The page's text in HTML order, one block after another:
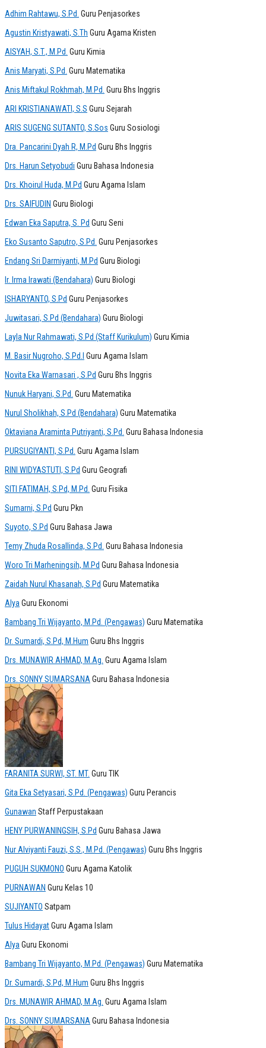
Adhim Rahtawu, S.Pd. Guru Penjasorkes
Agustin Kristyawati, S.Th Guru Agama Kristen
AISYAH, S.T., M.Pd. Guru Kimia
Anis Maryati, S.Pd. Guru Matematika
Anis Miftakul Rokhmah, M.Pd. Guru Bhs Inggris
ARI KRISTIANAWATI, S.S Guru Sejarah
ARIS SUGENG SUTANTO, S.Sos Guru Sosiologi
Dra. Pancarini Dyah R, M.Pd Guru Bhs Inggris
Drs. Harun Setyobudi Guru Bahasa Indonesia
Drs. Khoirul Huda, M.Pd Guru Agama Islam
Drs. SAIFUDIN Guru Biologi
Edwan Eka Saputra, S. Pd Guru Seni
Eko Susanto Saputro, S.Pd. Guru Penjasorkes
Endang Sri Darmiyanti, M.Pd Guru Biologi
Ir. Irma Irawati (Bendahara) Guru Biologi
ISHARYANTO, S.Pd Guru Penjasorkes
Juwitasari, S.Pd (Bendahara) Guru Biologi
Layla Nur Rahmawati, S.Pd (Staff Kurikulum) Guru Kimia
M. Basir Nugroho, S.Pd.I
Guru Agama Islam
Novita Eka Warnasari , S.Pd Guru Bhs Inggris
Nunuk Haryani, S.Pd. Guru Matematika
Nurul Sholikhah, S.Pd (Bendahara) Guru Matematika
Oktaviana Araminta Putriyanti, S.Pd. Guru Bahasa Indonesia
PURSUGIYANTI, S.Pd. Guru Agama Islam
RINI WIDYASTUTI, S.Pd Guru Geografi
SITI FATIMAH, S.Pd, M.Pd. Guru Fisika
Sumarni, S.Pd Guru Pkn
Suyoto, S.Pd Guru Bahasa Jawa
Temy Zhuda Rosallinda, S.Pd. Guru Bahasa Indonesia
Woro Tri Marheningsih, M.Pd Guru Bahasa Indonesia
Zaidah Nurul Khasanah, S.Pd Guru Matematika
Alya Guru Ekonomi
Bambang Tri Wijayanto, M.Pd. (Pengawas) Guru Matematika
Dr. Sumardi, S.Pd, M.Hum Guru Bhs Inggris
Drs. MUNAWIR AHMAD, M.Ag. Guru Agama Islam
Drs. SONNY SUMARSANA Guru Bahasa Indonesia
FARANITA SURWI, ST. MT. Guru TIK
Gita Eka Setyasari, S.Pd. (Pengawas) Guru Perancis
Gunawan Staff Perpustakaan
HENY PURWANINGSIH, S.Pd Guru Bahasa Jawa
Nur Alviyanti Fauzi, S.S., M.Pd. (Pengawas) Guru Bhs Inggris
PUGUH SUKMONO Guru Agama Katolik
PURNAWAN Guru Kelas 10
SUJIYANTO Satpam
Tulus HidayatGuru Agama Islam
Alya Guru Ekonomi
Bambang Tri Wijayanto, M.Pd. (Pengawas) Guru Matematika
Dr. Sumardi, S.Pd, M.Hum Guru Bhs Inggris
Drs. MUNAWIR AHMAD, M.Ag. Guru Agama Islam
Drs. SONNY SUMARSANA Guru Bahasa Indonesia